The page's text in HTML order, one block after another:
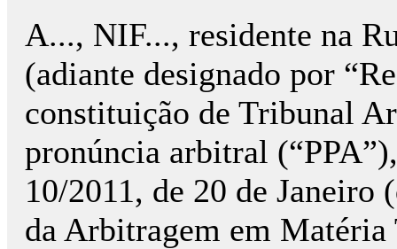
A..., NIF..., residente na
(adiante designado por
constituição de Tribunal
pronúncia arbitral
10/2011, de 20 de
da Arbitragem em